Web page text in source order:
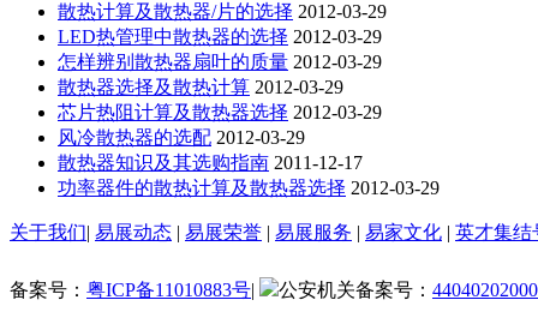
散热计算及散热器/片的选择 2012-03-29
LED热管理中散热器的选择 2012-03-29
怎样辨别散热器扇叶的质量 2012-03-29
散热器选择及散热计算 2012-03-29
芯片热阻计算及散热器选择 2012-03-29
风冷散热器的选配 2012-03-29
散热器知识及其选购指南 2011-12-17
功率器件的散热计算及散热器选择 2012-03-29
关于我们| 易展动态 | 易展荣誉 | 易展服务 | 易家文化 | 英才集结
备案号： 粤ICP备11010883号| 公安机关备案号：